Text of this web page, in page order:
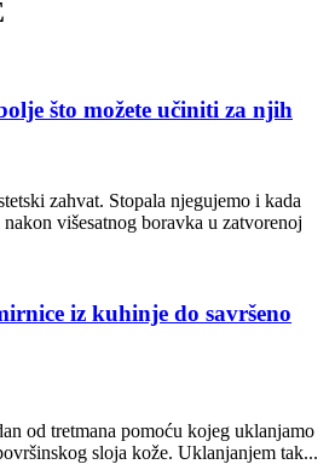
što možete učiniti za njih
zahvat. Stopala njegujemo i kada
višesatnog boravka u zatvorenoj
iz kuhinje do savršeno
od tretmana pomoću kojeg uklanjamo
sloja kože. Uklanjanjem tak...